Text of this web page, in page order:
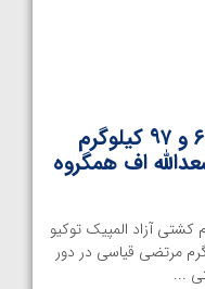
المپیک توکیو؛ قرعه اوزان ۶۵ و ۹۷ کیلوگرم
اف همگروه
اوزان 65 و 97 کیلوگرم کشتی آزاد المپیک توکیو
خانه کشتی- در وزن 65 کیلوگرم مرتضی قیاسی در دور
...